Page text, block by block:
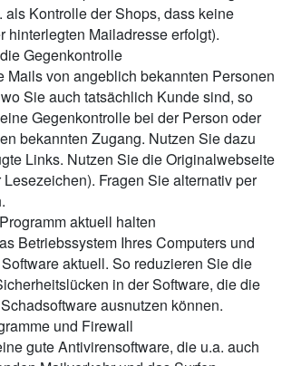
als Kontrolle der Shops, dass keine
hinterlegten Mailadresse erfolgt).
Gegenkontrolle
Mails von angeblich bekannten Personen
Sie auch tatsächlich Kunde sind, so
Gegenkontrolle bei der Person oder
bekannten Zugang. Nutzen Sie dazu
Links. Nutzen Sie die Originalwebseite
Lesezeichen). Fragen Sie alternativ per
aktuell halten
Betriebssystem Ihres Computers und
aktuell. So reduzieren Sie die
in der Software, die die
ausnutzen können.
und Firewall
gute Antivirensoftware, die u.a. auch